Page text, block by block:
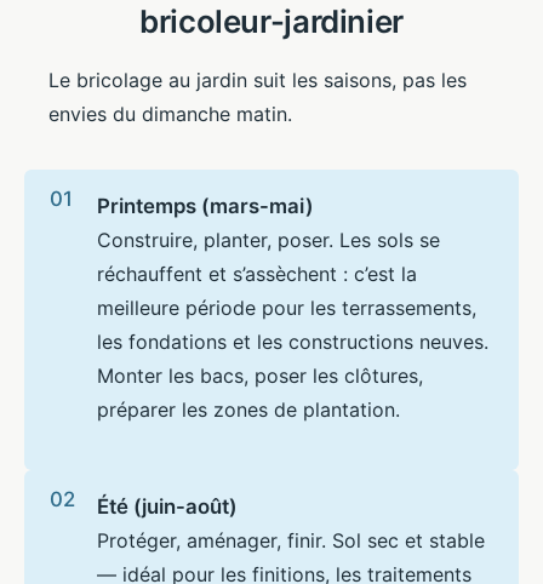
bricoleur-jardinier
Le bricolage au jardin suit les saisons, pas les
envies du dimanche matin.
Printemps (mars-mai)
Construire, planter, poser. Les sols se
réchauffent et s’assèchent : c’est la
meilleure période pour les terrassements,
les fondations et les constructions neuves.
Monter les bacs, poser les clôtures,
préparer les zones de plantation.
Été (juin-août)
Protéger, aménager, finir. Sol sec et stable
— idéal pour les finitions, les traitements